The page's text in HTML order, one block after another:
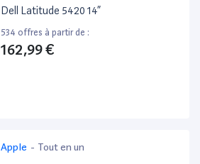
Dell Latitude 5420 14”
534 offres à partir de :
162,99 €
Apple - Tout en un